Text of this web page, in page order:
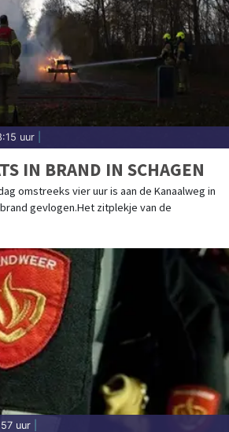
uur
IN BRAND IN SCHAGEN
omstreeks vier uur is aan de Kanaalweg in
gevlogen.Het zitplekje van de
uur